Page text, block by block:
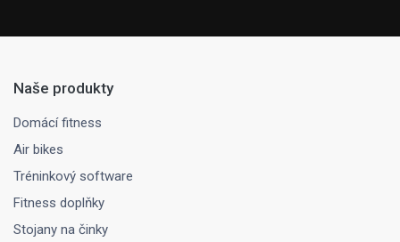
Naše produkty
Domácí fitness
Air bikes
Tréninkový software
Fitness doplňky
Stojany na činky